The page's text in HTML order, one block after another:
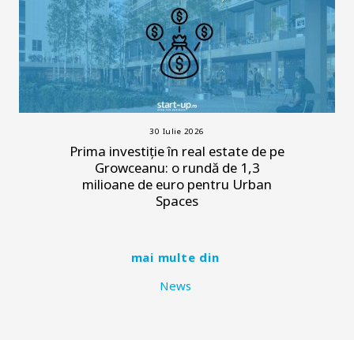
30 Iulie 2026
Prima investiție în real estate de pe
Growceanu: o rundă de 1,3
milioane de euro pentru Urban
Spaces
mai multe din
News